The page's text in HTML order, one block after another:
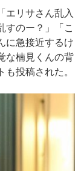
エリサさん乱入
すのー？」「こ
に急接近するけ
な楠見くんの背
投稿された。